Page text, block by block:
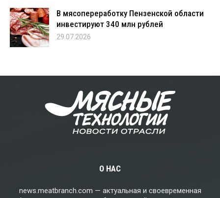
В мясопереработку Пензенской области
инвестируют 340 млн рублей
29.07.2026
О НАС
news.meatbranch.com — актуальная и своевременная